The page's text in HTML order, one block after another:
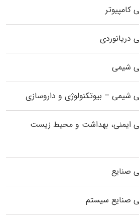
دریانوردی
شیمی
شیمی – بیوتکنولوژی و داروسازی
ایمنی، بهداشت و محیط زیست
صنایع
صنایع سیستم